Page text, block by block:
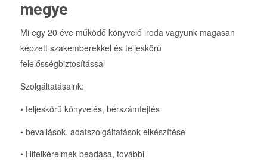
megye
Mi egy 20 éve működő könyvelő iroda vagyunk magasan
képzett szakemberekkel és teljeskörű
felelősségbiztosítással
Szolgáltatásaink:
• teljeskörű könyvelés, bérszámfejtés
• bevallások, adatszolgáltatások elkészítése
• Hitelkérelmek beadása, további